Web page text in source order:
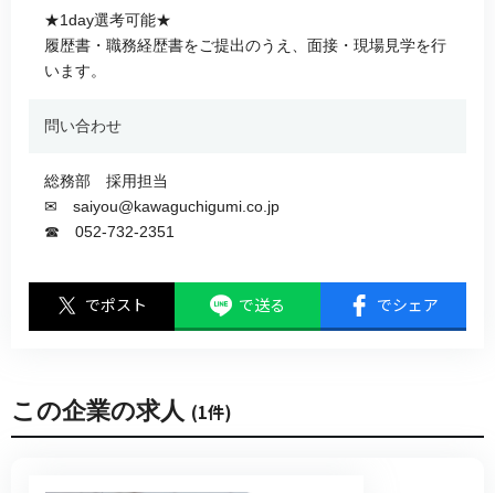
★1day選考可能★
履歴書・職務経歴書をご提出のうえ、面接・現場見学を行
います。
問い合わせ
総務部 採用担当
✉ saiyou@kawaguchigumi.co.jp
☎ 052-732-2351
でポスト で送る でシェア
この企業の求人 (1件)